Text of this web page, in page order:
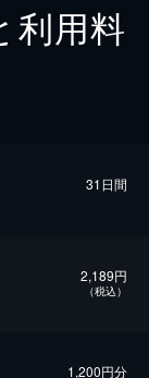
利用料
31日間
2,189円
（税込）
1,200円分